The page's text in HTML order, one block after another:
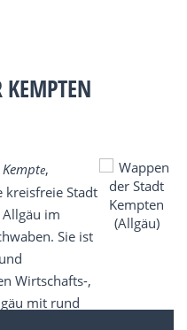
KEMPTEN
Kempte,
kreisfreie Stadt
im
Sie ist
Wirtschafts-,
mit rund